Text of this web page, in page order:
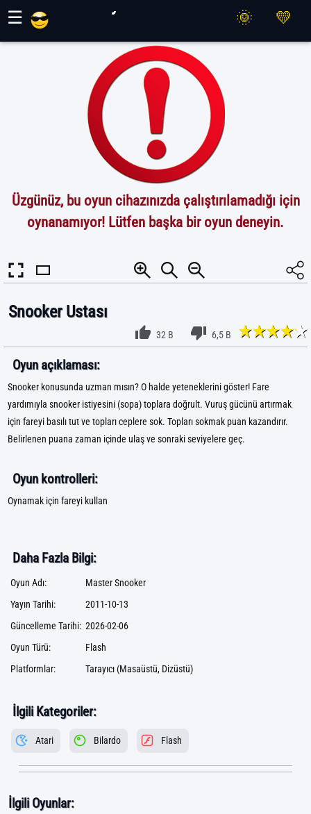
☰
Üzgünüz, bu oyun cihazınızda çalıştırılamadığı için
oynanamıyor! Lütfen başka bir oyun deneyin.
Snooker Ustası
32 B 6,5 B
Oyun açıklaması:
Snooker konusunda uzman mısın? O halde yeteneklerini göster! Fare
yardımıyla snooker istiyesini (sopa) toplara doğrult. Vuruş gücünü artırmak
için fareyi basılı tut ve topları ceplere sok. Topları sokmak puan kazandırır.
Belirlenen puana zaman içinde ulaş ve sonraki seviyelere geç.
Oyun kontrolleri:
Oynamak için fareyi kullan
Daha Fazla Bilgi:
Oyun Adı:
Master Snooker
Yayın Tarihi:
2011-10-13
Güncelleme Tarihi: 2026-02-06
Oyun Türü:
Flash
Platformlar:
Tarayıcı (Masaüstü, Dizüstü)
İlgili Kategoriler:
Atari Bilardo Flash
İlgili Oyunlar: